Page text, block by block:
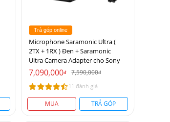
Trả góp online
Microphone Saramonic Ultra (
2TX + 1RX ) Đen + Saramonic
Ultra Camera Adapter cho Sony
7,090,000đ 7,590,000đ
11 đánh giá
MUA TRẢ GÓP